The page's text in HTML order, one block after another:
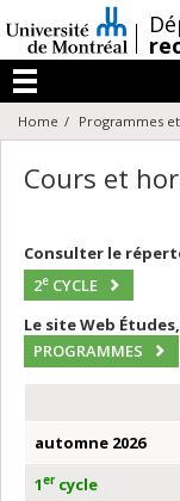
au
contenu
/
Menu
Home Programmes
Cours et
Consulter le
2eCYCLE
Le site Web
PROGRAMMES
automne 2026
1ercycle